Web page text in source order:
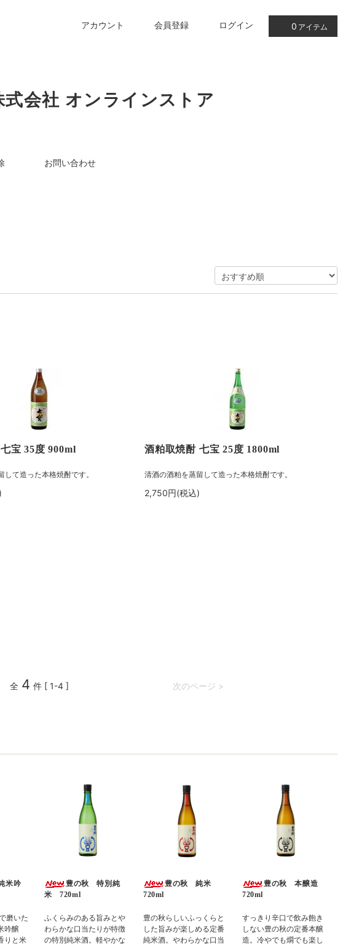
アカウント 会員登録 ログイン 0 アイテム
会社 オンラインストア
お問い合わせ
宝 35度 900ml
して造った本格焼酎です。
酒粕取焼酎 七宝 25度 1800ml
清酒の酒粕を蒸留して造った本格焼酎です。
2,750円(税込)
次のページ >
全 4 件 [ 1-4 ]
米吟
磨いた
吟醸
りと米
豊の秋 特別純
米 720ml
ふくらみのある旨みとや
わらかな口当たりが特徴
の特別純米酒。軽やかな
豊の秋 純米
720ml
豊の秋らしいふっくらと
した旨みが楽しめる定番
純米酒。やわらかな口当
豊の秋 本醸造
720ml
すっきり辛口で飲み飽き
しない豊の秋の定番本醸
造。冷やでも燗でも楽し